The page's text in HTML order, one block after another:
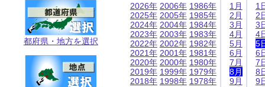
都府県・地方を選択
2026年
2025年
2024年
2023年
2022年
2021年
2020年
2019年
2018年
2006年
2005年
2004年
2003年
2002年
2001年
2000年
1999年
1998年
1986年
1985年
1984年
1983年
1982年
1981年
1980年
1979年
1978年
1月
2月
3月
4月
5月
6月
7月
8月
9月
1
2
3
4
5
6
7
8
9